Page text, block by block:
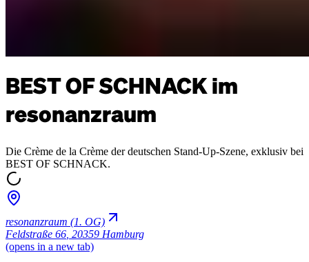
BEST OF SCHNACK im
resonanzraum
Die Crème de la Crème der deutschen Stand-Up-Szene, exklusiv bei
BEST OF SCHNACK.
resonanzraum (1. OG)
Feldstraße 66 20359 Hamburg
(opens in a new tab)